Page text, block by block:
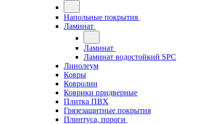
Напольные покрытия
Ламинат
Ламинат
Ламинат водостойкий SPC
Линолеум
Ковры
Ковролин
Коврики придверные
Плитка ПВХ
Грязезащитные покрытия
Плинтуса, пороги